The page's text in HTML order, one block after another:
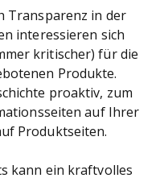
Transparenz in der
interessieren sich
kritischer) für die
Produkte.
proaktiv, zum
auf Ihrer
Produktseiten.
kann ein kraftvolles